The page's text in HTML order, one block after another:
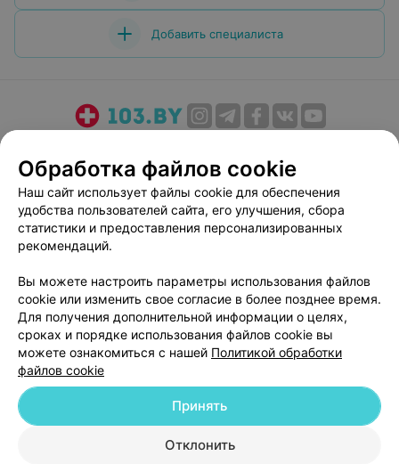
Добавить специалиста
Медицинский маркетинг
Публичный договор
Пользовательское соглашение
Способы оплаты
Вакансии
Партнеры
Персональные настройки cookie
Обработка персональных данных
© 2026 ООО «Артокс Лаб», УНП 191700409| 220012, Республика Беларусь,
Обработка файлов cookie
Наш сайт использует файлы cookie для обеспечения
удобства пользователей сайта, его улучшения, сбора
статистики и предоставления персонализированных
рекомендаций.
Вы можете настроить параметры использования файлов
cookie или изменить свое согласие в более позднее время.
Для получения дополнительной информации о целях,
сроках и порядке использования файлов cookie вы
можете ознакомиться с нашей Политикой обработки
файлов cookie
Отклонить
Принять